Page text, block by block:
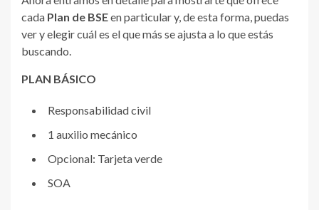
cada Plan de BSEen particular y, de esta forma, puedas
ver y elegir cuál es el que más se ajusta a lo que estás
buscando.
PLAN BÁSICO
Responsabilidad civil
1 auxilio mecánico
Opcional: Tarjeta verde
SOA